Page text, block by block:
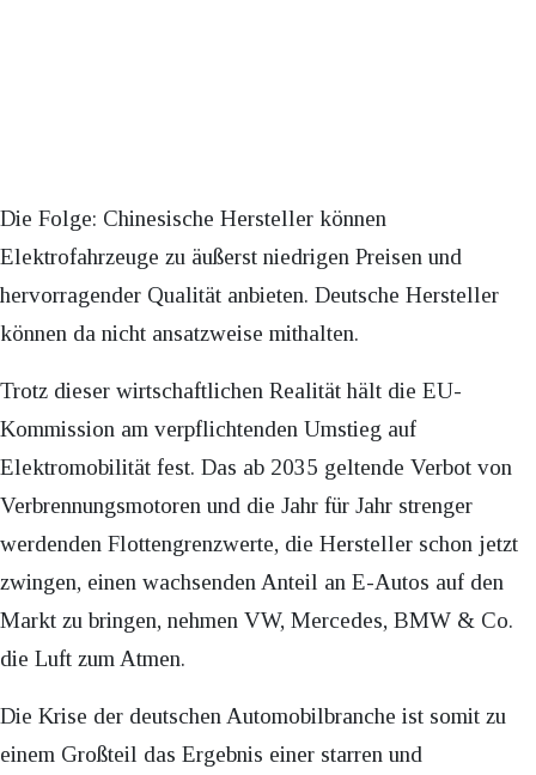
Die Folge: Chinesische Hersteller können
Elektrofahrzeuge zu äußerst niedrigen Preisen und
hervorragender Qualität anbieten. Deutsche Hersteller
können da nicht ansatzweise mithalten.
Trotz dieser wirtschaftlichen Realität hält die EU-
Kommission am verpflichtenden Umstieg auf
Elektromobilität fest. Das ab 2035 geltende Verbot von
Verbrennungsmotoren und die Jahr für Jahr strenger
werdenden Flottengrenzwerte, die Hersteller schon jetzt
zwingen, einen wachsenden Anteil an E-Autos auf den
Markt zu bringen, nehmen VW, Mercedes, BMW & Co.
die Luft zum Atmen.
Die Krise der deutschen Automobilbranche ist somit zu
einem Großteil das Ergebnis einer starren und